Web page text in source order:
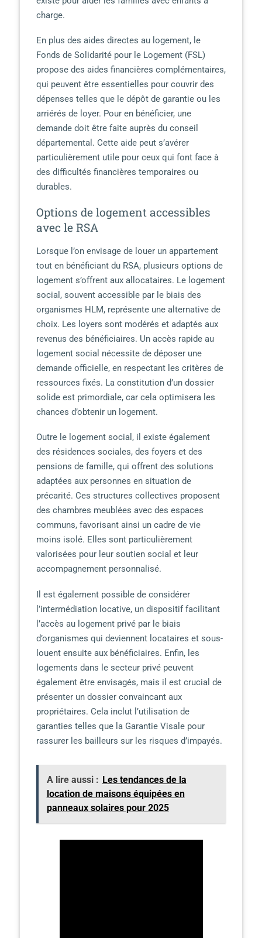
charge.
En plus des aides directes au logement, le
Fonds de Solidarité pour le Logement (FSL)
propose des aides financières complémentaires,
qui peuvent être essentielles pour couvrir des
dépenses telles que le dépôt de garantie ou les
arriérés de loyer. Pour en bénéficier, une
demande doit être faite auprès du conseil
départemental. Cette aide peut s’avérer
particulièrement utile pour ceux qui font face à
des difficultés financières temporaires ou
durables.
Options de logement accessibles
avec le RSA
Lorsque l’on envisage de louer un appartement
tout en bénéficiant du RSA, plusieurs options de
logement s’offrent aux allocataires. Le logement
social, souvent accessible par le biais des
organismes HLM, représente une alternative de
choix. Les loyers sont modérés et adaptés aux
revenus des bénéficiaires. Un accès rapide au
logement social nécessite de déposer une
demande officielle, en respectant les critères de
ressources fixés. La constitution d’un dossier
solide est primordiale, car cela optimisera les
chances d’obtenir un logement.
Outre le logement social, il existe également
des résidences sociales, des foyers et des
pensions de famille, qui offrent des solutions
adaptées aux personnes en situation de
précarité. Ces structures collectives proposent
des chambres meublées avec des espaces
communs, favorisant ainsi un cadre de vie
moins isolé. Elles sont particulièrement
valorisées pour leur soutien social et leur
accompagnement personnalisé.
Il est également possible de considérer
l’intermédiation locative, un dispositif facilitant
l’accès au logement privé par le biais
d’organismes qui deviennent locataires et sous-
louent ensuite aux bénéficiaires. Enfin, les
logements dans le secteur privé peuvent
également être envisagés, mais il est crucial de
présenter un dossier convaincant aux
propriétaires. Cela inclut l’utilisation de
garanties telles que la Garantie Visale pour
rassurer les bailleurs sur les risques d’impayés.
A lire aussi : Les tendances de la
location de maisons équipées en
panneaux solaires pour 2025